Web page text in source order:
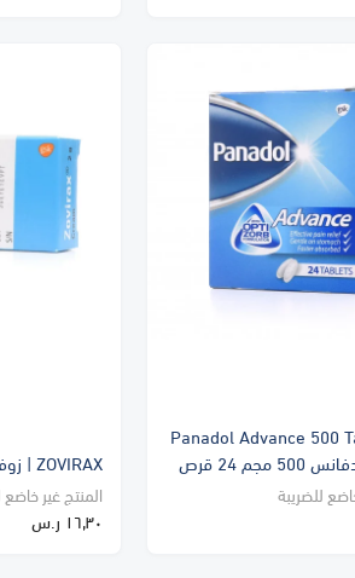
Panadol Advance 500
مجم 24 قرص
للضريبة
ZOVIRAX | زوفيراكس 5 % كريم 2 جم
المنتج غير خاضع
١٦٫٣٠ ر.س